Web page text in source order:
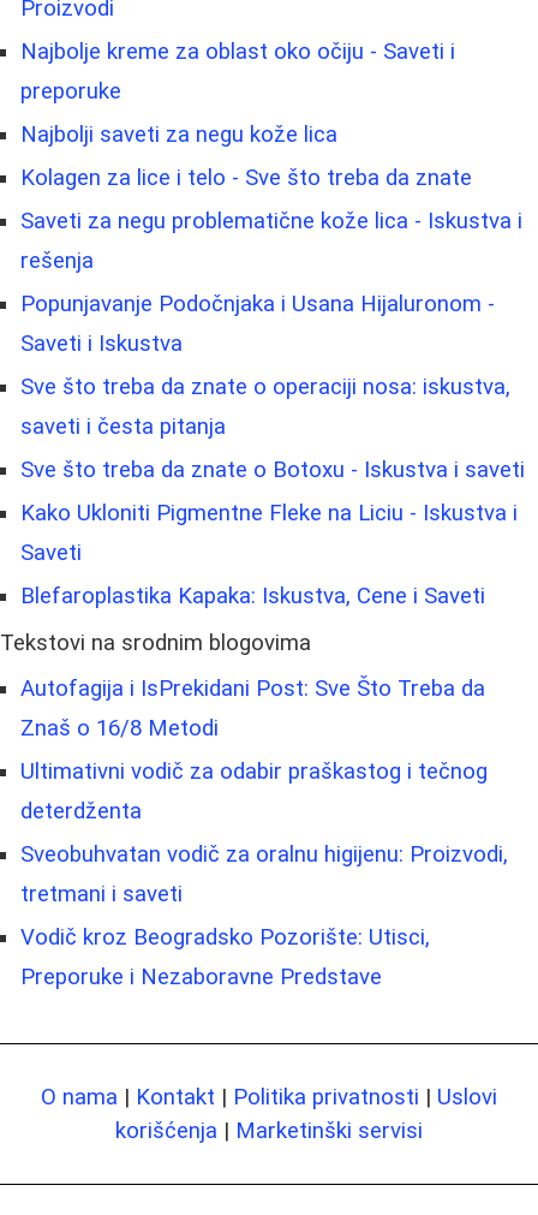
Proizvodi
Najbolje kreme za oblast oko očiju - Saveti i
preporuke
Najbolji saveti za negu kože lica
Kolagen za lice i telo - Sve što treba da znate
Saveti za negu problematične kože lica - Iskustva i
rešenja
Popunjavanje Podočnjaka i Usana Hijaluronom -
Saveti i Iskustva
Sve što treba da znate o operaciji nosa: iskustva,
saveti i česta pitanja
Sve što treba da znate o Botoxu - Iskustva i saveti
Kako Ukloniti Pigmentne Fleke na Liciu - Iskustva i
Saveti
Blefaroplastika Kapaka: Iskustva, Cene i Saveti
Tekstovi na srodnim blogovima
Autofagija i IsPrekidani Post: Sve Što Treba da
Znaš o 16/8 Metodi
Ultimativni vodič za odabir praškastog i tečnog
deterdženta
Sveobuhvatan vodič za oralnu higijenu: Proizvodi,
tretmani i saveti
Vodič kroz Beogradsko Pozorište: Utisci,
Preporuke i Nezaboravne Predstave
O nama | Kontakt | Politika privatnosti | Uslovi
korišćenja | Marketinški servisi